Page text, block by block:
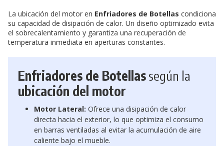
La ubicación del motor en Enfriadores de Botellas condiciona
su capacidad de disipación de calor. Un diseño optimizado evita
el sobrecalentamiento y garantiza una recuperación de
temperatura inmediata en aperturas constantes.
Enfriadores de Botellassegún la
ubicación del motor
Motor Lateral: Ofrece una disipación de calor
directa hacia el exterior, lo que optimiza el consumo
en barras ventiladas al evitar la acumulación de aire
caliente bajo el mueble.